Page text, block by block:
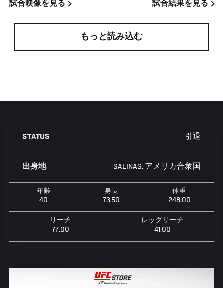
試合映像を見る 試合結果を見る
もっと読み込む
STATUS 引退
出身地 SALINAS, アメリカ合衆国
年齢
40
身長
73.50
体重
248.00
リーチ
77.00
レッグリーチ
41.00